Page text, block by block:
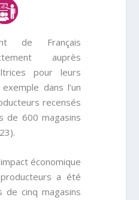
de Français
auprès
pour leurs
dans l’un
recensés
de 600 magasins
économique
a été
de cinq magasins